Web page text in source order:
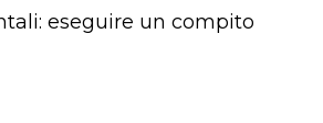
eseguire un compito